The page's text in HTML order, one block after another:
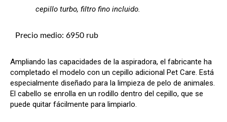
cepillo turbo, filtro fino incluido.
Precio medio: 6950 rub
Ampliando las capacidades de la aspiradora, el fabricante ha
completado el modelo con un cepillo adicional Pet Care. Está
especialmente diseñado para la limpieza de pelo de animales.
El cabello se enrolla en un rodillo dentro del cepillo, que se
puede quitar fácilmente para limpiarlo.